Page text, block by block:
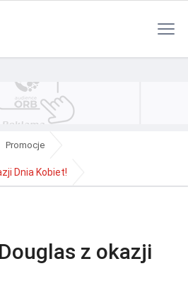
Promocje
Dnia Kobiet!
z okazji